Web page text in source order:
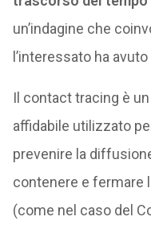
un’indagine che
l’interessato ha
Il contact tracing è
affidabile utilizzato
prevenire la
contenere e fermare
(come nel caso del